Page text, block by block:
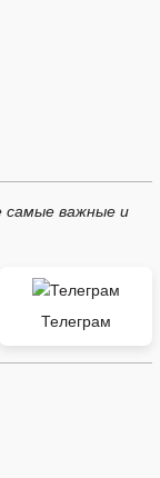
самые важные и
Телеграм